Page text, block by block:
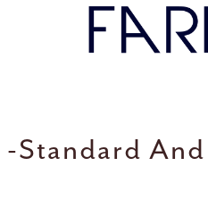
-Standard